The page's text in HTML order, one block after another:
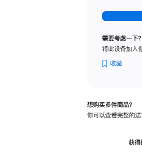
需要考虑一下？
将此设备加入
收藏
想购买多件商品？
你可以查看完整的送
获得